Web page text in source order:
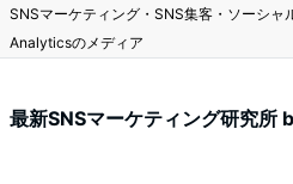
SNSマーケティング・SNS集客・ソーシャ
Analyticsのメディア
最新SNSマーケティング研究所